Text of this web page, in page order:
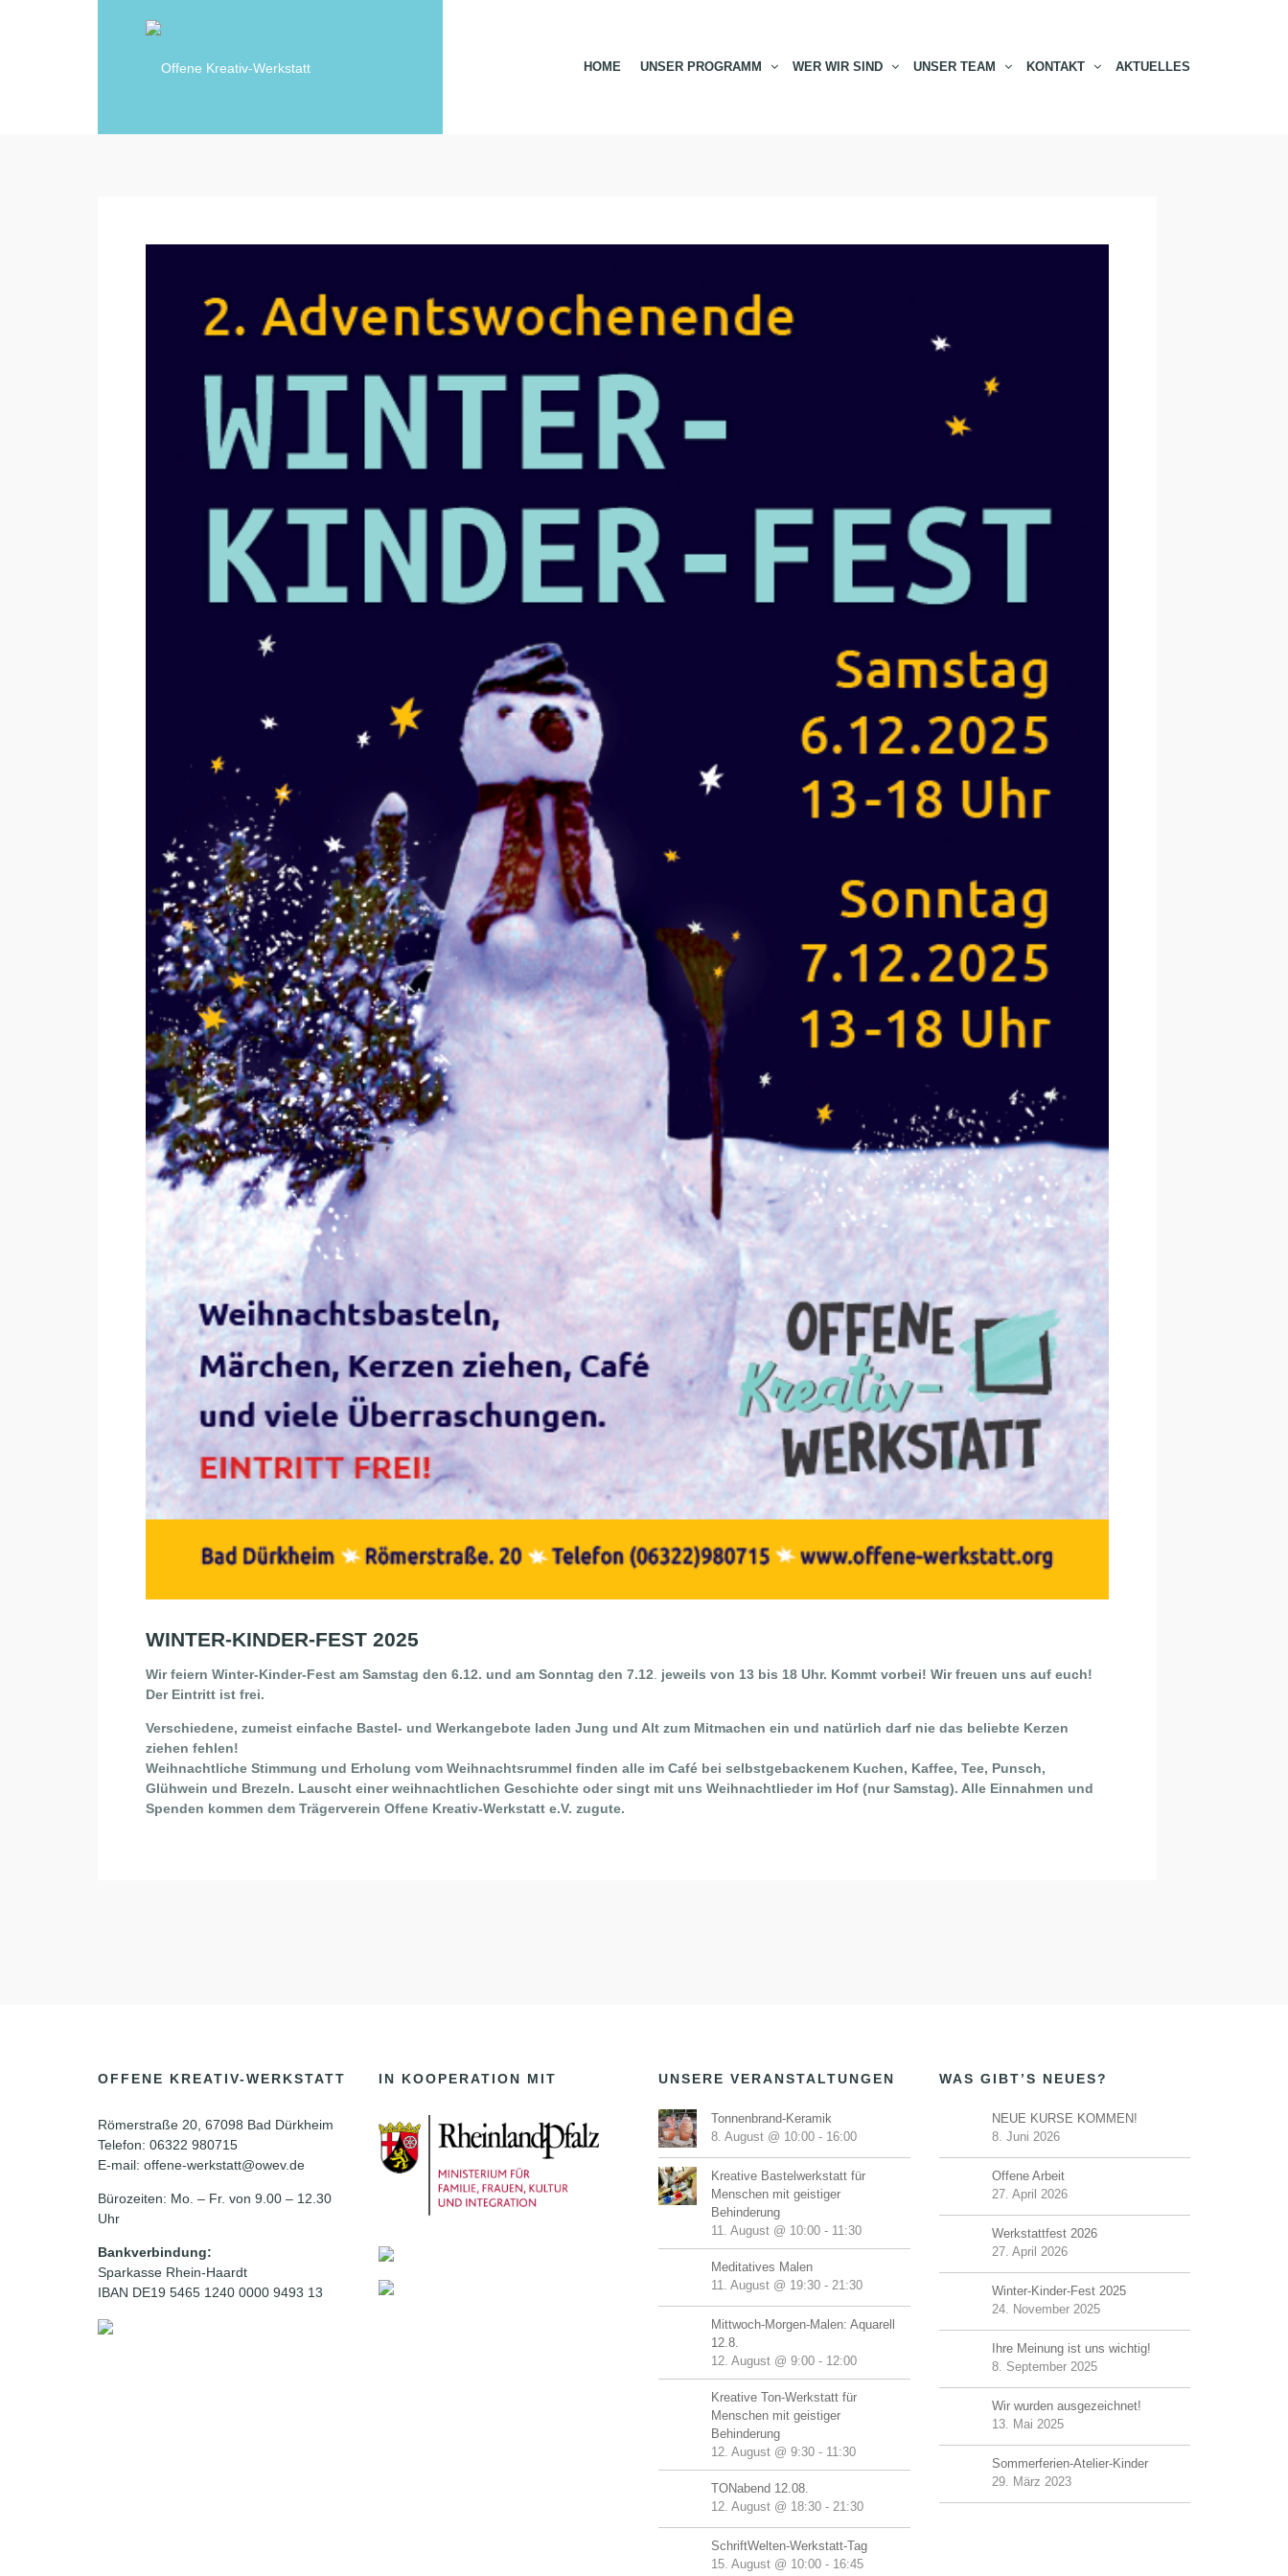
HOME UNSER PROGRAMM WER WIR SIND UNSER TEAM KONTAKT AKTUELLES
WINTER-KINDER-FEST 2025
Wir feiern Winter-Kinder-Fest am Samstag den 6.12. und am Sonntag den 7.12
jeweils von 13 bis 18 Uhr. Kommt vorbei! Wir freuen uns auf euch!
Der Eintritt ist frei.
Verschiedene, zumeist einfache Bastel- und Werkangebote laden Jung und Alt zum Mitmachen ein und natürlich darf nie das beliebte Kerzen
ziehen fehlen!
Weihnachtliche Stimmung und Erholung vom Weihnachtsrummel finden alle im Café bei selbstgebackenem Kuchen, Kaffee, Tee, Punsch,
Glühwein und Brezeln. Lauscht einer weihnachtlichen Geschichte oder singt mit uns Weihnachtlieder im Hof (nur Samstag). Alle Einnahmen und
Spenden kommen dem Trägerverein Offene Kreativ-Werkstatt e.V. zugute.
OFFENE KREATIV-WERKSTATT
Römerstraße 20, 67098 Bad Dürkheim
Telefon: 06322 980715
E-mail: offene-werkstatt@owev.de
Bürozeiten: Mo. – Fr. von 9.00 – 12.30
Uhr
Bankverbindung:
Sparkasse Rhein-Haardt
IBAN DE19 5465 1240 0000 9493 13
IN KOOPERATION MIT UNSERE VERANSTALTUNGEN
Tonnenbrand-Keramik
8. August @ 10:00 - 16:00
Kreative Bastelwerkstatt für
Menschen mit geistiger
Behinderung
11. August @ 10:00 - 11:30
Meditatives Malen
11. August @ 19:30 - 21:30
Mittwoch-Morgen-Malen: Aquarell
12.8.
12. August @ 9:00 - 12:00
Kreative Ton-Werkstatt für
Menschen mit geistiger
Behinderung
12. August @ 9:30 - 11:30
TONabend 12.08.
12. August @ 18:30 - 21:30
SchriftWelten-Werkstatt-Tag
15. August @ 10:00 - 16:45
WAS GIBT’S NEUES?
NEUE KURSE KOMMEN!
8. Juni 2026
Offene Arbeit
27. April 2026
Werkstattfest 2026
27. April 2026
Winter-Kinder-Fest 2025
24. November 2025
Ihre Meinung ist uns wichtig!
8. September 2025
Wir wurden ausgezeichnet!
13. Mai 2025
Sommerferien-Atelier-Kinder
29. März 2023